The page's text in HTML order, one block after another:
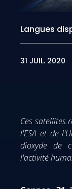
Langues
31 JUIL. 2020
Ces satellites
l'ESA et de
dioxyde de
l'activité